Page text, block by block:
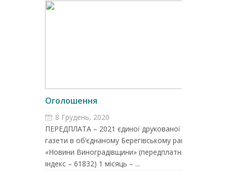
Оголошення
8 Грудень, 2020
ПЕРЕДПЛАТА – 2021 єдиної друкованої
газети в об’єднаному Берегівському районі
«Новини Виноградівщини» (передплатний
індекс – 61832) 1 місяць – ...